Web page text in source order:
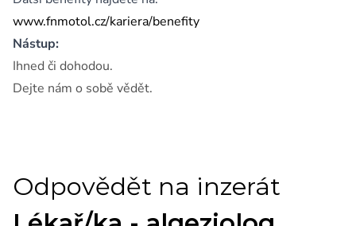
www.fnmotol.cz/kariera/benefity
Nástup:
Ihned či dohodou.
Dejte nám o sobě vědět.